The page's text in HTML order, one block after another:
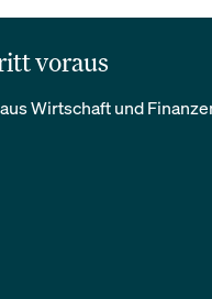
voraus
Wirtschaft und